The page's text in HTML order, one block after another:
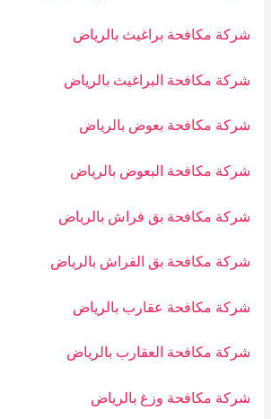
شركة مكافحة براغيث بالرياض
شركة مكافحة البراغيث بالرياض
شركة مكافحة بعوض بالرياض
شركة مكافحة البعوض بالرياض
شركة مكافحة بق فراش بالرياض
شركة مكافحة بق الفراش بالرياض
شركة مكافحة عقارب بالرياض
شركة مكافحة العقارب بالرياض
شركة مكافحة وزغ بالرياض